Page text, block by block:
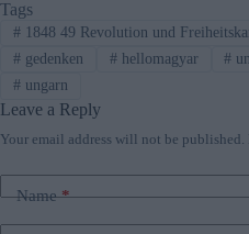
Tags
#1848 49 Revolution und
#gedenken #hellomagyar #
#ungarn
Leave a Reply
Your email address will not be published.
Name*